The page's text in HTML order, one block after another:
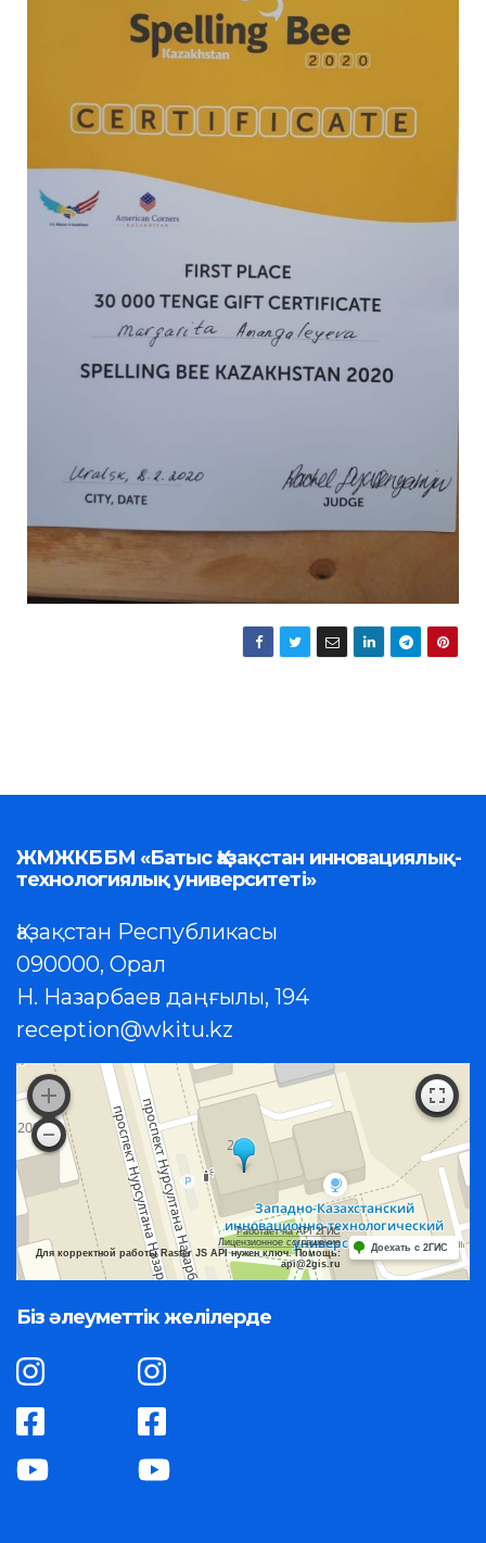
ЖМЖКББМ «Батыс Қазақстан инновациялық-
технологиялық университеті»
Қазақстан Республикасы
090000, Орал
Н. Назарбаев даңғылы, 194
reception@wkitu.kz
Работает на API 2ГИС
Лицензионное соглашение
Для корректной работы Raster JS API нужен ключ. Помощь:
api@2gis.ru
Доехать с 2ГИС
Біз әлеуметтік желілерде